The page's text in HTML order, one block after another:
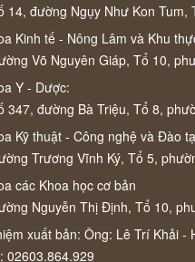
14, đường Ngụy Như Kon
Kinh tế - Nông Lâm và Khu
Võ Nguyên Giáp, Tổ 10,
Y - Dược:
347, đường Bà Triệu, Tổ 8,
Kỹ thuật - Công nghệ và Đào
Trương Vĩnh Ký, Tổ 5,
các Khoa học cơ bản
Nguyễn Thị Định, Tổ 10,
xuất bản: Ông: Lê Trí Khải -
02603.864.929